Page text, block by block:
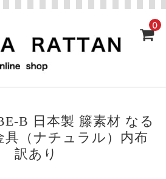
0
B 日本製 籐素材 なる
（ナチュラル）内布
訳あり